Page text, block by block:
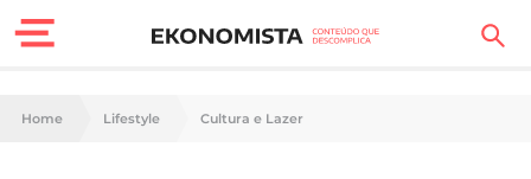
Finanças Pessoais
Home Lifestyle Cultura e Lazer